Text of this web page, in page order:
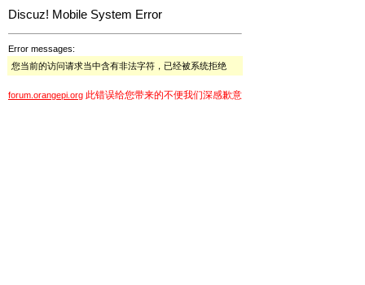
Discuz! Mobile System Error
Error messages:
您当前的访问请求当中含有非法字符，已经被系统拒绝
forum.orangepi.org 此错误给您带来的不便我们深感歉意